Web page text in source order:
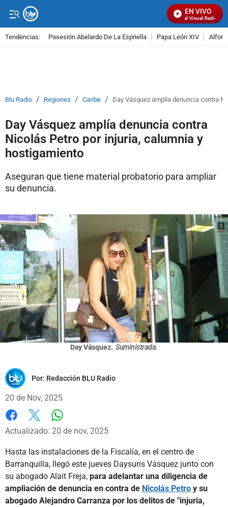
EN VIVO
Señal Visual Radio
Tendencias: Posesión Abelardo De La Espriella Papa León XIV
Blu Radio / Regiones / Caribe / Day Vásquez amplía denuncia contra
Day Vásquez amplía denuncia contra
Nicolás Petro por injuria, calumnia y
hostigamiento
Aseguran que tiene material probatorio para ampliar
su denuncia.
Day Vásquez. Suministrada.
Por: Redacción BLU Radio
20 de Nov, 2025
Facebook
X
Actualizado: 20 de nov, 2025
Hasta las instalaciones de la Fiscalía, en el centro de
Barranquilla, llegó este jueves Daysuris Vásquez junto con
su abogado Alait Freja, para adelantar una diligencia de
ampliación de denuncia en contra de Nicolás Petro y su
abogado Alejandro Carranza por los delitos de "injuria,